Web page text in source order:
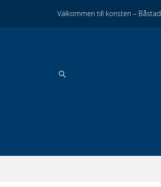
Välkommen till konsten – Båstad